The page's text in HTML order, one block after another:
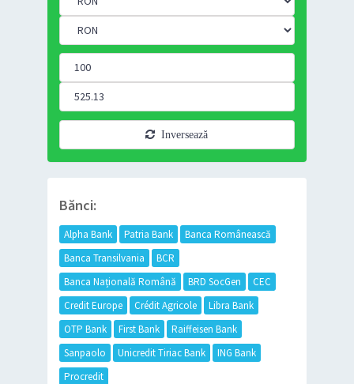
Inversează
Bănci:
Alpha Bank Patria Bank
Banca Românească
Banca Transilvania
BCR
Banca Națională Română
BRD SocGen
CEC
Credit Europe
Crédit Agricole
Libra Bank
OTP Bank
First Bank
Raiffeisen Bank
Sanpaolo
Unicredit Tiriac Bank
ING Bank
Procredit